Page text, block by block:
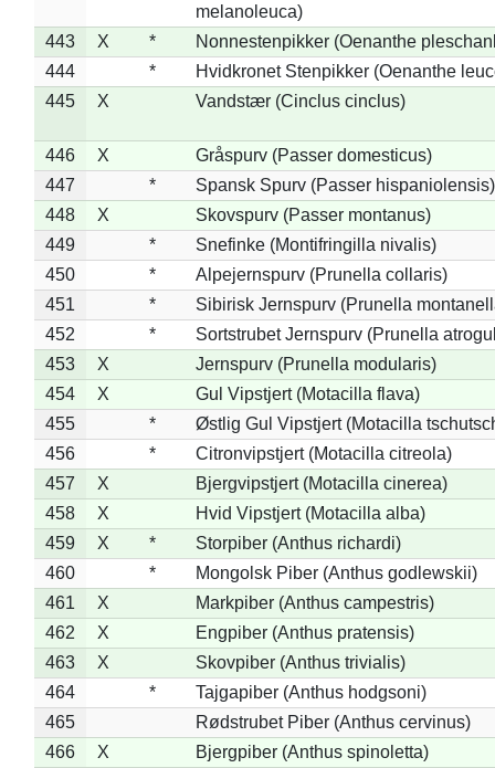
melanoleuca)
443
X *
Nonnestenpikker (Oenanthe
444
*
Hvidkronet Stenpikker (Oenanthe
445
X Vandstær (Cinclus cinclus)
446 X
Gråspurv (Passer domesticus)
447
*
Spansk Spurv (Passer hispaniolensis)
448
X
Skovspurv (Passer montanus)
449
*
Snefinke (Montifringilla nivalis)
450
*
Alpejernspurv (Prunella collaris)
451
*
Sibirisk Jernspurv (Prunella
452
*
Sortstrubet Jernspurv (Prunella
453
X
Jernspurv (Prunella modularis)
454
X
Gul Vipstjert (Motacilla flava)
455
*
Østlig Gul Vipstjert (Motacilla
456
*
Citronvipstjert (Motacilla citreola)
457
X
Bjergvipstjert (Motacilla cinerea)
458
X
Hvid Vipstjert (Motacilla alba)
459
X *
Storpiber (Anthus richardi)
460
*
Mongolsk Piber (Anthus godlewskii)
461
X
Markpiber (Anthus campestris)
462
X
Engpiber (Anthus pratensis)
463
X
Skovpiber (Anthus trivialis)
464
*
Tajgapiber (Anthus hodgsoni)
465
Rødstrubet Piber (Anthus cervinus)
466
X Bjergpiber (Anthus spinoletta)